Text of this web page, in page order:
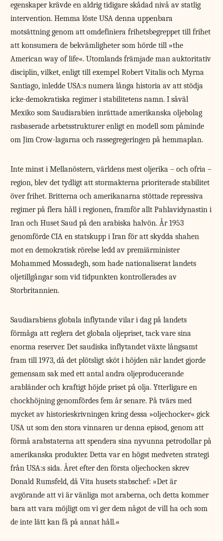
egenskaper krävde en aldrig tidigare skådad nivå av statlig
intervention. Hemma löste USA denna uppenbara
motsättning genom att omdefiniera frihetsbegreppet till frihet
att konsumera de bekvämligheter som hörde till »the
American way of life«. Utomlands främjade man auktoritativ
disciplin, vilket, enligt till exempel Robert Vitalis och Myrna
Santiago, inledde USA:s numera långa historia av att stödja
icke-demokratiska regimer i stabilitetens namn. I såväl
Mexiko som Saudiarabien inrättade amerikanska oljebolag
rasbaserade arbetsstrukturer enligt en modell som påminde
om Jim Crow-lagarna och rassegregeringen på hemmaplan.
Inte minst i Mellanöstern, världens mest oljerika – och ofria –
region, blev det tydligt att stormakterna prioriterade stabilitet
över frihet. Britterna och amerikanarna stöttade repressiva
regimer på flera håll i regionen, framför allt Pahlavidynastin i
Iran och Huset Saud på den arabiska halvön. År 1953
genomförde CIA en statskupp i Iran för att skydda shahen
mot en demokratisk rörelse ledd av premiärminister
Mohammed Mossadegh, som hade nationaliserat landets
oljetillgångar som vid tidpunkten kontrollerades av
Storbritannien.
Saudiarabiens globala inflytande vilar i dag på landets
förmåga att reglera det globala oljepriset, tack vare sina
enorma reserver. Det saudiska inflytandet växte långsamt
fram till 1973, då det plötsligt sköt i höjden när landet gjorde
gemensam sak med ett antal andra oljeproducerande
arabländer och kraftigt höjde priset på olja. Ytterligare en
chockhöjning genomfördes fem år senare. På tvärs med
mycket av historieskrivningen kring dessa »oljechocker« gick
USA ut som den stora vinnaren ur denna episod, genom att
förmå arabstaterna att spendera sina nyvunna petrodollar på
amerikanska produkter. Detta var en högst medveten strategi
från USA:s sida. Året efter den första oljechocken skrev
Donald Rumsfeld, då Vita husets stabschef: »Det är
avgörande att vi är vänliga mot araberna, och detta kommer
bara att vara möjligt om vi ger dem något de vill ha och som
de inte lätt kan få på annat håll.«